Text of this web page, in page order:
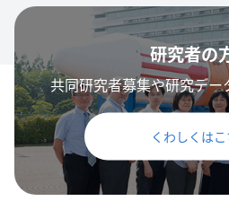
研究者の
共同研究者募集や研究デー
くわしくはこ